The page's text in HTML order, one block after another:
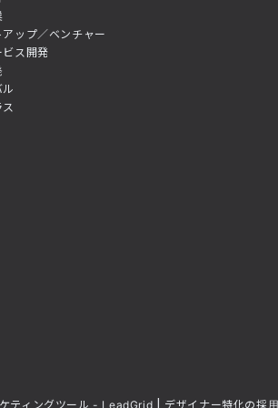
ップ／ベンチャー
ス開発
ティングツール - LeadGrid デザイナー特化の採